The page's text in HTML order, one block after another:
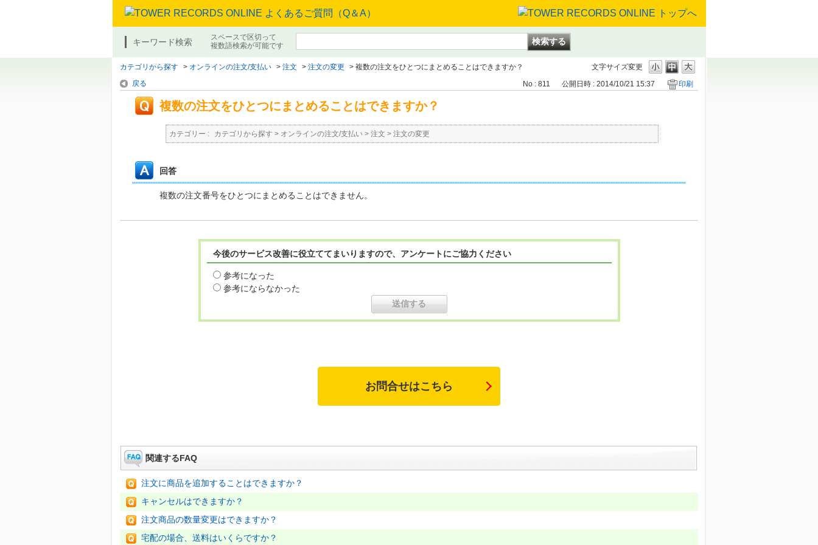
キーワード検索
スペースで区切って
複数語検索が可能です
文字サイズ変更
カテゴリから探す > オンラインの注文/支払い > 注文 > 注文の変更 > 複数の注文をひとつにまとめることはできますか？
戻る
No : 811 公開日時 : 2014/10/21 15:37 印刷
複数の注文をひとつにまとめることはできますか？
カテゴリー : カテゴリから探す > オンラインの注文/支払い > 注文 > 注文の変更
回答
複数の注文番号をひとつにまとめることはできません。
今後のサービス改善に役立ててまいりますので、アンケートにご協力ください
参考になった
参考にならなかった
お問合せはこちら
関連するFAQ
注文に商品を追加することはできますか？
キャンセルはできますか？
注文商品の数量変更はできますか？
宅配の場合、送料はいくらですか？